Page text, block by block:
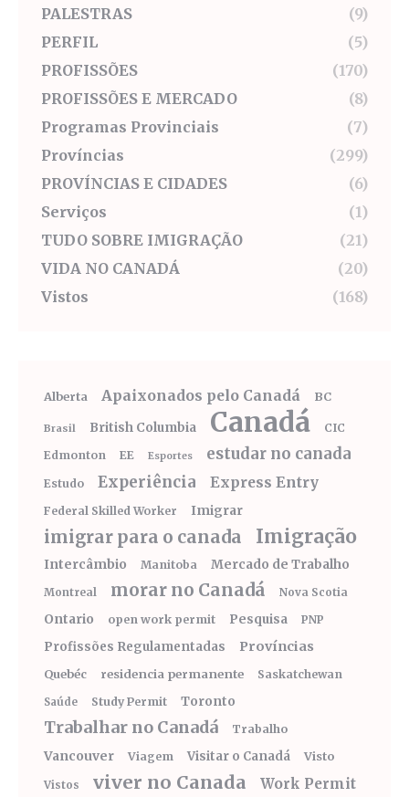
PALESTRAS
(9)
PERFIL
(5)
PROFISSÕES
(170)
PROFISSÕES E MERCADO
(8)
Programas Provinciais
(7)
Províncias
(299)
PROVÍNCIAS E CIDADES
(6)
Serviços
(1)
TUDO SOBRE IMIGRAÇÃO
(21)
VIDA NO CANADÁ
(20)
Vistos
(168)
Alberta Apaixonados pelo Canadá BC
Brasil British Columbia Canadá
CIC
Edmonton
EE Esportes estudar no canada
Estudo Experiência Express Entry
Federal Skilled Worker Imigrar
imigrar para o canada Imigração
Intercâmbio Manitoba Mercado de Trabalho
Montreal morar no Canadá Nova Scotia
Ontario open work permit Pesquisa PNP
Profissões Regulamentadas Províncias
Quebéc residencia permanente Saskatchewan
Saúde Study Permit Toronto
Trabalhar no Canadá Trabalho
Vancouver Viagem Visitar o Canadá Visto
Vistos viver no Canada Work Permit